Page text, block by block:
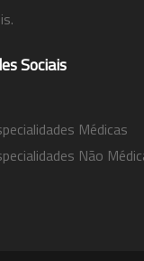
Sociais
Médicas
Não